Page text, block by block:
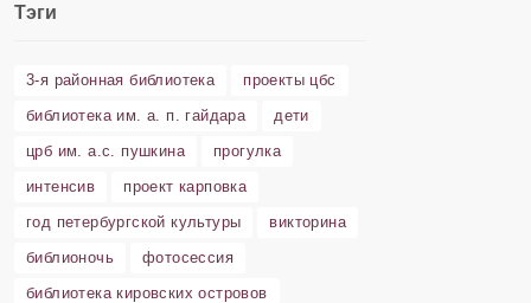
Тэги
3-я районная библиотека
проекты цбс
библиотека им. а. п. гайдара
дети
црб им. а.с. пушкина
прогулка
интенсив
проект карповка
год петербургской культуры
викторина
библионочь
фотосессия
библиотека кировских островов